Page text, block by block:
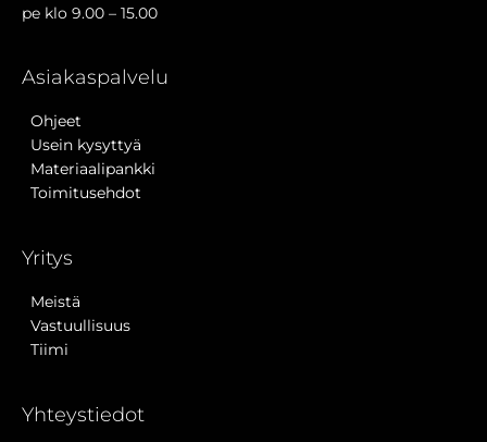
pe klo 9.00 – 15.00
Asiakaspalvelu
Ohjeet
Usein kysyttyä
Materiaalipankki
Toimitusehdot
Yritys
Meistä
Vastuullisuus
Tiimi
Yhteystiedot